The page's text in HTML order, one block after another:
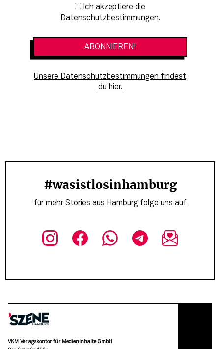
Newsletter-Anmeldung
Datenschutzbestimmungen.
Unsere Datenschutzbestimmungen findest
du hier.
#wasistlosinhamburg
für mehr Stories aus Hamburg folge uns auf
VKM Verlagskontor für Medieninhalte GmbH